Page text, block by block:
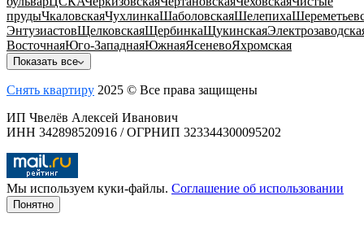
прудыЧкаловскаяЧухлинкаШаболовскаяШелепиха
ЭнтузиастовЩелковскаяЩербинкаЩукинская
ВосточнаяЮго-ЗападнаяЮжнаяЯсеневоЯхромская
Показать все
Снять квартиру 2025 © Все права защищены
ИП Чвелёв Алексей Иванович
ИНН 342898520916 / ОГРНИП 323344300095202
Мы используем куки-файлы. Соглашение об использовании
Понятно